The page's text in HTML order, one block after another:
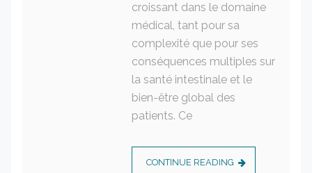
croissant dans le domaine
médical, tant pour sa
complexité que pour ses
conséquences multiples sur
la santé intestinale et le
bien-être global des
patients. Ce
CONTINUE READING